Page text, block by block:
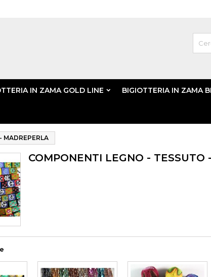
IN ZAMA GOLD LINE BIGIOTTERIA IN ZAMA
MADREPERLA
COMPONENTI LEGNO -